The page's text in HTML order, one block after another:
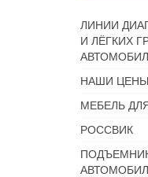
ЛИНИИ
И ЛЁГКИХ
НАШИ ЦЕНЫ
МЕБЕЛЬ
РОССВИК